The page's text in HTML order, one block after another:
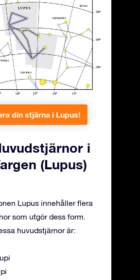
din stjärna i Lupus!
i
(Lupus)
Lupus innehåller flera
som utgör dess form.
huvudstjärnor är: